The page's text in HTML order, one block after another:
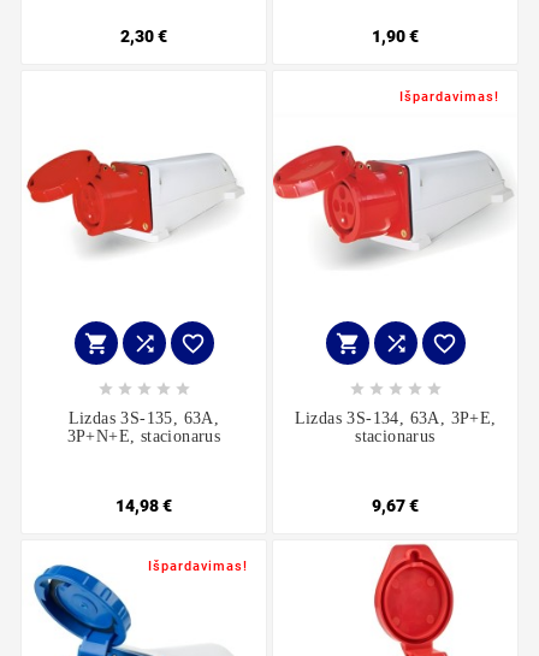
2,30 € 1,90 €
  
    
Lizdas 3S-135, 63A,
3P+N+E, stacionarus
14,98 €
Išpardavimas!
  
    
Lizdas 3S-134, 63A, 3P+E,
stacionarus
9,67 €
Išpardavimas!